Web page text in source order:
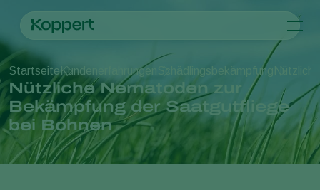
Produkte
Produkte
Schädlingsbekämpfung
Krankheitsbekämpfung
Bestäubung
Pflanzenhilfsmittel
Ausbringtechnik
Kulturpflanzen
Kulturpflanzen
Gemüse (geschützter Anbau)
Zierpflanzen
Obst
Freilandgemüse
Schädlinge und Krankheiten
Schädlinge und Krankheiten
Pflanzenschädlinge
Pflanzenkrankheiten
Über Koppert
Über Koppert
Über Koppert
News & Infos
Koppert One Ansprechpartner
Suche
StartseiteKundenerfahrungen Schädlingsbekämpfung
Nützliche Nematoden zur
Bekämpfung der Saatgutfliege
bei Bohnen